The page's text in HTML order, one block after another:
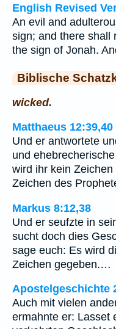
English Revised
An evil and
sign; and there shall
the sign of Jonah.
Biblische
wicked.
Matthaeus 12:39,40
Und er antwortete
und
wird ihr kein
Zeichen des
Markus 8:12,38
Und er seufzte in
sucht doch dies
sage euch: Es wird
Zeichen gegeben.…
Apostelgeschichte
Auch mit vielen
ermahnte er: Lasset